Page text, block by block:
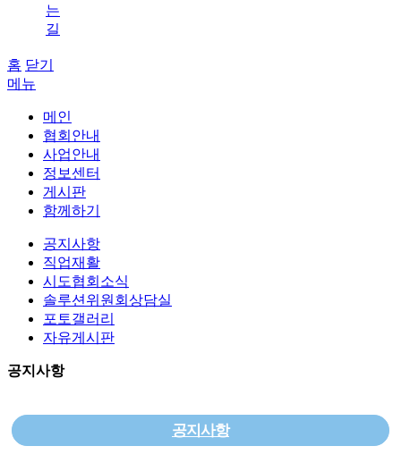
는
길
홈 닫기
메뉴
메인
협회안내
사업안내
정보센터
게시판
함께하기
공지사항
직업재활
시도협회소식
솔루션위원회상담실
포토갤러리
자유게시판
공지사항
공지사항